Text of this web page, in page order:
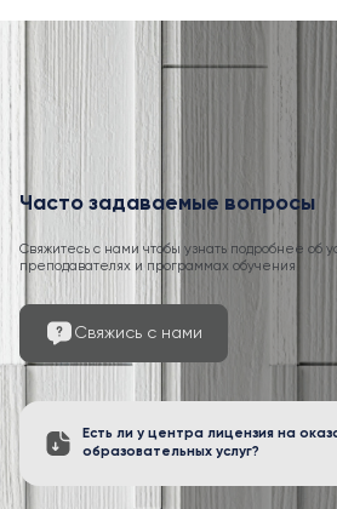
Часто задаваемые вопросы
Свяжитесь с нами чтобы узнать подробнее об
преподавателях и программах обучения
Свяжись с нами
Есть ли у центра лицензия на
образовательных услуг?